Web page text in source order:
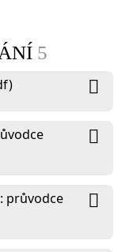
5
průvodce